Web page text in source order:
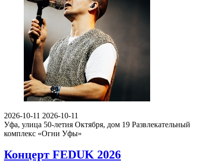
2026-10-11 2026-10-11
Уфа, улица 50-летия Октября, дом 19 Развлекательный
комплекс «Огни Уфы»
Концерт FEDUK 2026